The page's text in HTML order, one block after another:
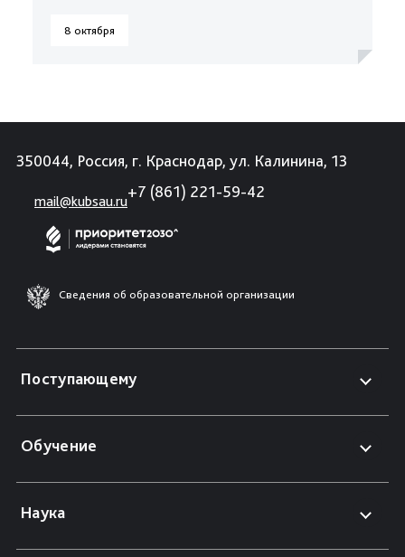
8 октября
350044, Россия, г. Краснодар, ул. Калинина, 13
mail@kubsau.ru
+7 (861) 221-59-42
Сведения об образовательной организации
Поступающему
Обучение
Наука